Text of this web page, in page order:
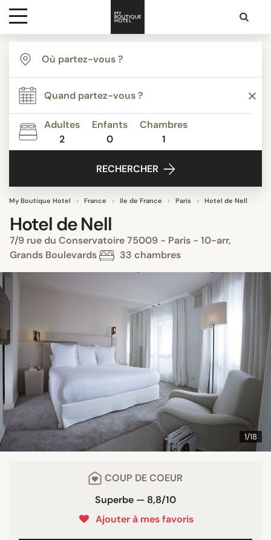
Destinations
Inspiration
Media
Adultes
2
Enfants
0
Chambres
1
RECHERCHER
My Boutique Hotel France Ile de France Paris Hotel de Nell
Hotel de Nell
7/9 rue du Conservatoire 75009 - Paris - 10-arr,
Grands Boulevards
33 chambres
1/18
COUP DE COEUR
Superbe — 8,8/10
Ajouter à mes favoris